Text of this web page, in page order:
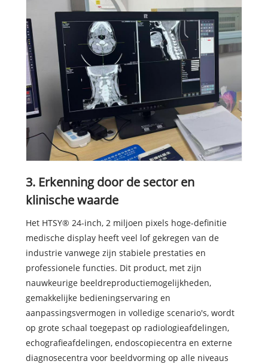
3. Erkenning door de sector en
klinische waarde
Het HTSY® 24-inch, 2 miljoen pixels hoge-definitie
medische display heeft veel lof gekregen van de
industrie vanwege zijn stabiele prestaties en
professionele functies. Dit product, met zijn
nauwkeurige beeldreproductiemogelijkheden,
gemakkelijke bedieningservaring en
aanpassingsvermogen in volledige scenario's, wordt
op grote schaal toegepast op radiologieafdelingen,
echografieafdelingen, endoscopiecentra en externe
diagnosecentra voor beeldvorming op alle niveaus